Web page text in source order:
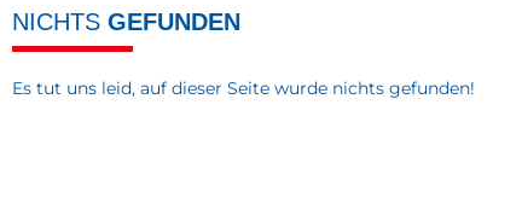
NICHTS GEFUNDEN
Es tut uns leid, auf dieser Seite wurde nichts gefunden!